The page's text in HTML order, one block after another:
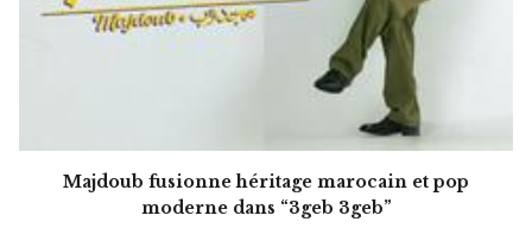
Majdoub fusionne héritage marocain et pop
moderne dans “3geb 3geb”